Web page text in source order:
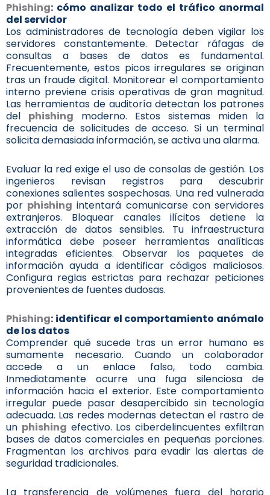
Phishing: cómo analizar todo el tráfico anormal
del servidor
Los administradores de tecnología deben vigilar los
servidores constantemente. Detectar ráfagas de
consultas a bases de datos es fundamental.
Frecuentemente, estos picos irregulares se originan
tras un fraude digital. Monitorear el comportamiento
interno previene crisis operativas de gran magnitud.
Las herramientas de auditoría detectan los patrones
del phishing moderno. Estos sistemas miden la
frecuencia de solicitudes de acceso. Si un terminal
solicita demasiada información, se activa una alarma.
Evaluar la red exige el uso de consolas de gestión. Los
ingenieros revisan registros para descubrir
conexiones salientes sospechosas. Una red vulnerada
por phishing intentará comunicarse con servidores
extranjeros. Bloquear canales ilícitos detiene la
extracción de datos sensibles. Tu infraestructura
informática debe poseer herramientas analíticas
integradas eficientes. Observar los paquetes de
información ayuda a identificar códigos maliciosos.
Configura reglas estrictas para rechazar peticiones
provenientes de fuentes dudosas.
Phishing: identificar el comportamiento anómalo
de los datos
Comprender qué sucede tras un error humano es
sumamente necesario. Cuando un colaborador
accede a un enlace falso, todo cambia.
Inmediatamente ocurre una fuga silenciosa de
información hacia el exterior. Este comportamiento
irregular puede pasar desapercibido sin tecnología
adecuada. Las redes modernas detectan el rastro de
un phishing efectivo. Los ciberdelincuentes exfiltran
bases de datos comerciales en pequeñas porciones.
Fragmentan los archivos para evadir las alertas de
seguridad tradicionales.